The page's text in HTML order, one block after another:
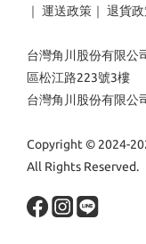
｜ 運送政策 ｜ 退貨
台灣角川股份有限公
區松江路223號3樓
台灣角川股份有限公
Copyright © 2024-
All Rights Reserved.